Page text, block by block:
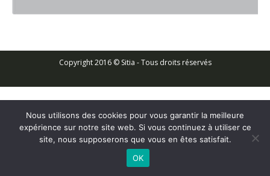
Copyright 2016 © Sitia - Tous droits réservés
Nous utilisons des cookies pour vous garantir la meilleure
expérience sur notre site web. Si vous continuez à utiliser ce
site, nous supposerons que vous en êtes satisfait.
OK